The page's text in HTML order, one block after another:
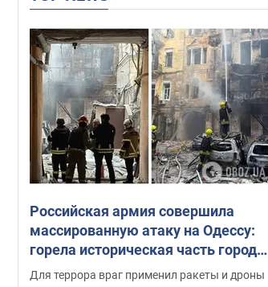
Российская армия совершила
массированную атаку на Одессу:
горела историческая часть города,
есть пострадавшие. Фото и видео
Для террора враг применил ракеты и дроны